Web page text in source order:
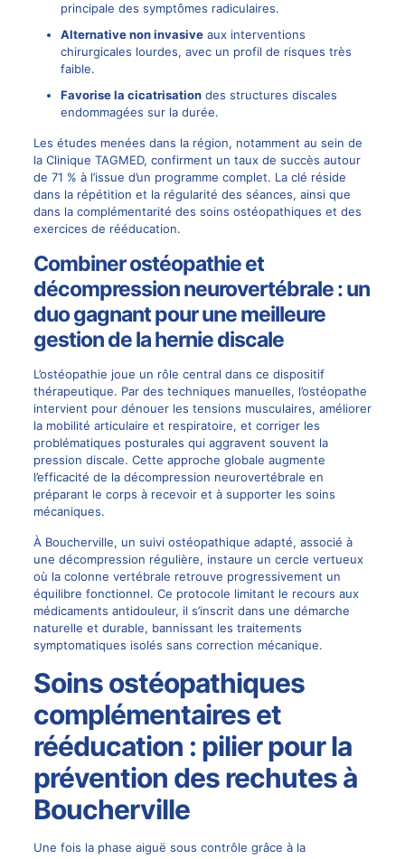
principale des symptômes radiculaires.
Alternative non invasiveaux interventions
chirurgicales lourdes, avec un profil de risques très
faible.
Favorise la cicatrisationdes structures discales
endommagées sur la durée.
Les études menées dans la région, notamment au sein de
la Clinique TAGMED, confirment un taux de succès autour
de 71 % à l’issue d’un programme complet. La clé réside
dans la répétition et la régularité des séances, ainsi que
dans la complémentarité des soins ostéopathiques et des
exercices de rééducation.
Combiner ostéopathie et
décompression neurovertébrale : un
duo gagnant pour une meilleure
gestion de la hernie discale
L’ostéopathie joue un rôle central dans ce dispositif
thérapeutique. Par des techniques manuelles, l’ostéopathe
intervient pour dénouer les tensions musculaires, améliorer
la mobilité articulaire et respiratoire, et corriger les
problématiques posturales qui aggravent souvent la
pression discale. Cette approche globale augmente
l’efficacité de la décompression neurovertébrale en
préparant le corps à recevoir et à supporter les soins
mécaniques.
À Boucherville, un suivi ostéopathique adapté, associé à
une décompression régulière, instaure un cercle vertueux
où la colonne vertébrale retrouve progressivement un
équilibre fonctionnel. Ce protocole limitant le recours aux
médicaments antidouleur, il s’inscrit dans une démarche
naturelle et durable, bannissant les traitements
symptomatiques isolés sans correction mécanique.
Soins ostéopathiques
complémentaires et
rééducation : pilier pour la
prévention des rechutes à
Boucherville
Une fois la phase aiguë sous contrôle grâce à la